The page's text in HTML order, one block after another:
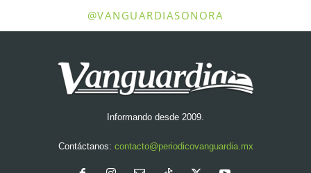
@VANGUARDIASONORA
Informando desde 2009.
Contáctanos: contacto@periodicovanguardia.mx